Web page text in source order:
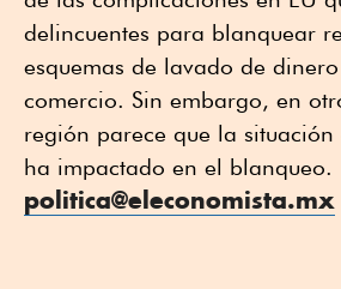
delincuentes para blanquear
esquemas de lavado de
comercio. Sin embargo, en
región parece que la
ha impactado en el blanqueo.
politica@eleconomista.mx